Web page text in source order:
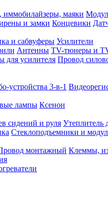
иммобилайзеры, маяки
и замки Концевики
и сабвуферы Усилители
Антенны TV-тюнеры и
для усилителя Провод
устройства 3-в-1
лампы Ксенон
сидений и руля Утеплитель
Стеклоподъемники и
монтажный Клеммы,